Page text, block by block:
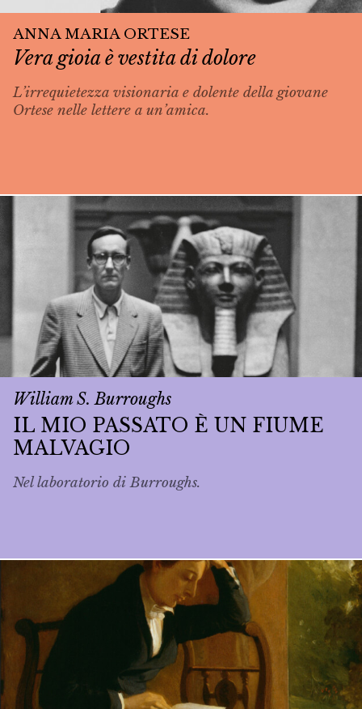
ANNA MARIA ORTESE
Vera gioia è vestita di dolore
L’irrequietezza visionaria e dolente della giovane
Ortese nelle lettere a un’amica.
William S. Burroughs
IL MIO PASSATO È UN FIUME
MALVAGIO
Nel laboratorio di Burroughs.